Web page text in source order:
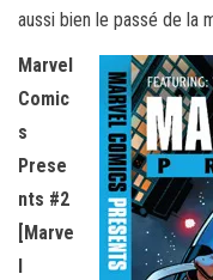
aussi bien le passé de la
Marvel
Comic
s
Prese
nts #2
[Marve
l